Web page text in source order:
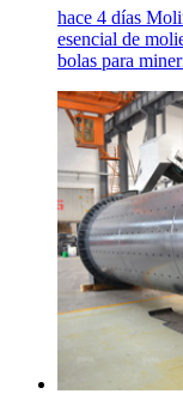
hace 4 días
esencial de
bolas para